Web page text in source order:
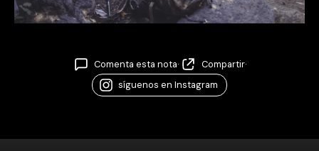
Comenta esta nota· Compartir·
síguenos en Instagram